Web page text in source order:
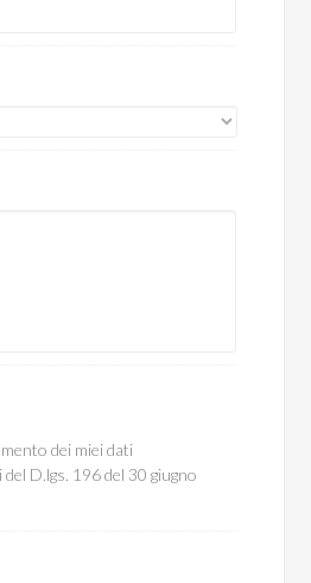
dei miei dati
D.lgs. 196 del 30 giugno